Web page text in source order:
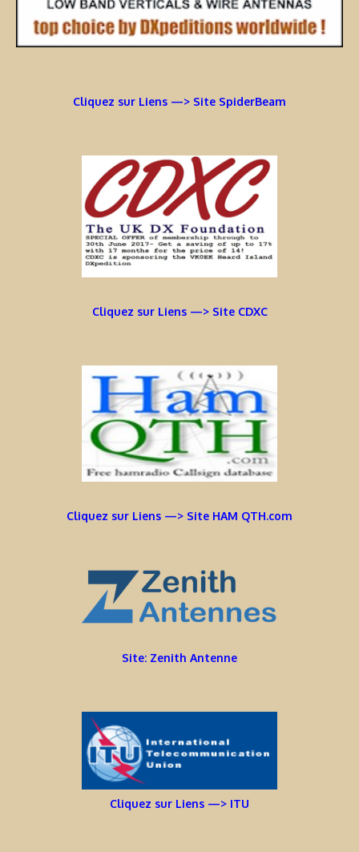
Cliquez sur Liens —> Site SpiderBeam
Cliquez sur Liens —> Site CDXC
Cliquez sur Liens —> Site HAM QTH.com
Site: Zenith Antenne
Cliquez sur Liens —> ITU